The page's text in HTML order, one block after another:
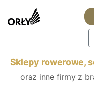
Sklepy rowerowe,
oraz inne firmy z